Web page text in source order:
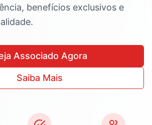
benefícios exclusivos e
Associado Agora
Saiba Mais